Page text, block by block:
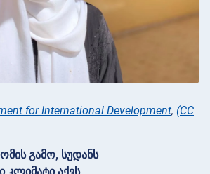
for International Development, (CC
გამო, სუდანს